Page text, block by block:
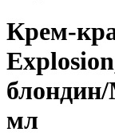
Крем-
мл